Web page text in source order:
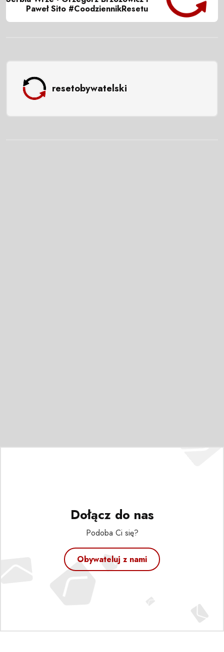
Paweł Sito #CoodziennikResetu
resetobywatelski
Dołącz do nas
Podoba Ci się?
Obywateluj z nami